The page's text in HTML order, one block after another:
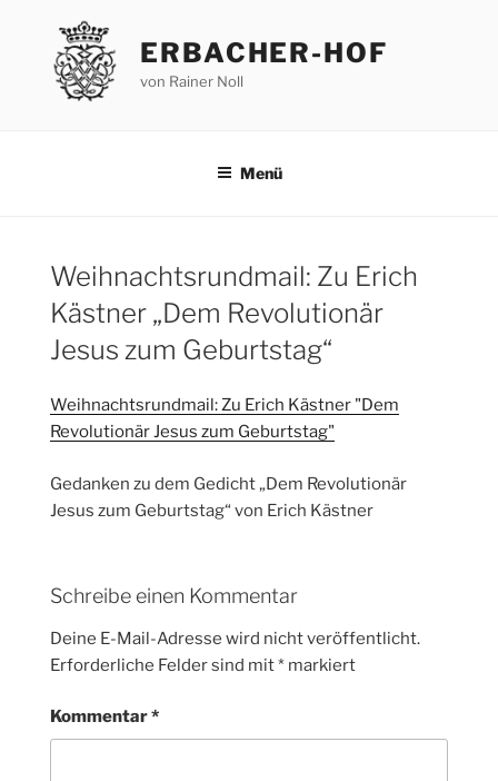
springen
ERBACHER-HOF
von Rainer Noll
Menü
Weihnachtsrundmail: Zu Erich
Kästner „Dem Revolutionär
Jesus zum Geburtstag“
Weihnachtsrundmail: Zu Erich Kästner "Dem
Revolutionär Jesus zum Geburtstag"
Gedanken zu dem Gedicht „Dem Revolutionär
Jesus zum Geburtstag“ von Erich Kästner
Schreibe einen Kommentar
Deine E-Mail-Adresse wird nicht veröffentlicht.
Erforderliche Felder sind mit* markiert
Kommentar*